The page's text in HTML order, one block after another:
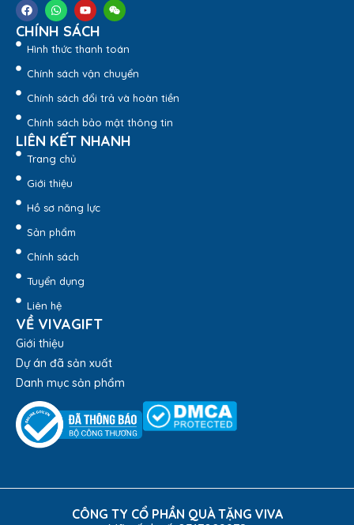
CHÍNH SÁCH
Hình thức thanh toán
Chính sách vận chuyển
Chính sách đổi trả và hoàn tiền
Chính sách bảo mật thông tin
LIÊN KẾT NHANH
Trang chủ
Giới thiệu
Hồ sơ năng lực
Sản phẩm
Chính sách
Tuyển dụng
Liên hệ
VỀ VIVAGIFT
Giới thiệu
Dự án đã sản xuất
Danh mục sản phẩm
CÔNG TY CỔ PHẦN QUÀ TẶNG VIVA